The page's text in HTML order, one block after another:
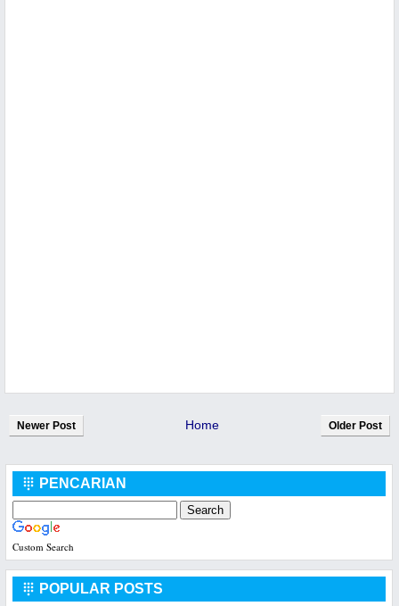
Newer Post Older Post
Home
 PENCARIAN
Custom Search
 POPULAR POSTS